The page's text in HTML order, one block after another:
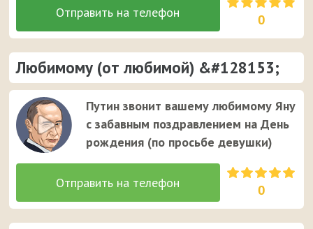
0
Любимому (от любимой) &#128153;
Путин звонит вашему любимому Яну
с забавным поздравлением на День
рождения (по просьбе девушки)
0